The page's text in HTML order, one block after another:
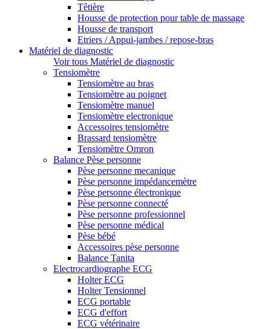
Têtière
Housse de protection pour table de massage
Housse de transport
Etriers / Appui-jambes / repose-bras
Matériel de diagnostic
Voir tous Matériel de diagnostic
Tensiomètre
Tensiomètre au bras
Tensiomètre au poignet
Tensiomètre manuel
Tensiomètre electronique
Accessoires tensiomètre
Brassard tensiomètre
Tensiomètre Omron
Balance Pèse personne
Pèse personne mecanique
Pèse personne impédancemètre
Pèse personne électronique
Pèse personne connecté
Pèse personne professionnel
Pèse personne médical
Pèse bébé
Accessoires pèse personne
Balance Tanita
Electrocardiographe ECG
Holter ECG
Holter Tensionnel
ECG portable
ECG d'effort
ECG vétérinaire